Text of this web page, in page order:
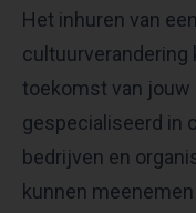
Het inhuren van een
cultuurverandering
toekomst van jouw
gespecialiseerd in
bedrijven en
kunnen